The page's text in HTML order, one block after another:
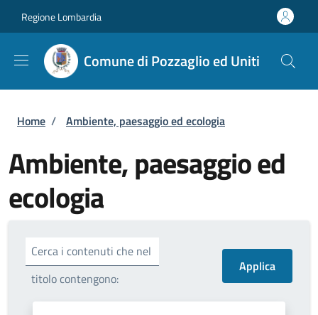
Regione Lombardia
Comune di Pozzaglio ed Uniti
Briciole di pane
Home / Ambiente, paesaggio ed ecologia
Ambiente, paesaggio ed
ecologia
Cerca i contenuti che nel
titolo contengono: